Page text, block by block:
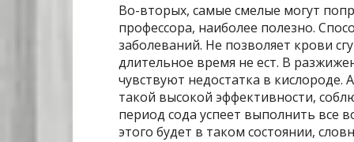
Во-вторых, самые смелые могут
профессора, наиболее полезно.
заболеваний. Не позволяет крови
длительное время не ест. В
чувствуют недостатка в кислороде.
такой высокой эффективности,
период сода успеет выполнить все
этого будет в таком состоянии,